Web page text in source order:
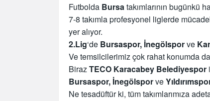
Futbolda Bursatakımlarının bugünkü
7-8 takımla profesyonel liglerde
yer alıyor.
2.Lig‘de Bursaspor, İnegölsporve
Ve temsilcilerimiz çok rahat konumda
BirazTECO Karacabey Belediyespor
Bursaspor, İnegölsporve
Ne tesadüftür ki, tüm takımlarımıza